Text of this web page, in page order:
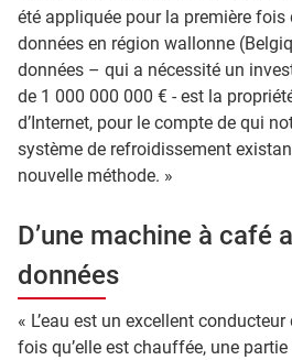
été appliquée pour la première fois
données en région wallonne
données – qui a nécessité un
de 1 000 000 000 € - est la
d’Internet, pour le compte de qui
système de refroidissement
nouvelle méthode. »
D’une machine à café
données
« L’eau est un excellent
fois qu’elle est chauffée, une partie